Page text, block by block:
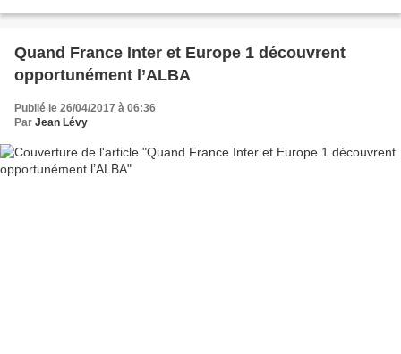
Quand France Inter et Europe 1 découvrent
opportunément l’ALBA
Publié le 26/04/2017 à 06:36
Par Jean Lévy